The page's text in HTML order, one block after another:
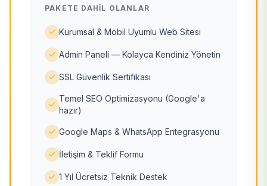
PAKETE DAHIL OLANLAR
Kurumsal & Mobil Uyumlu Web Sitesi
Admin Paneli — Kolayca Kendiniz Yönetin
SSL Güvenlik Sertifikası
Temel SEO Optimizasyonu (Google'a
hazır)
Google Maps & WhatsApp Entegrasyonu
İletişim & Teklif Formu
1 Yıl Ücretsiz Teknik Destek